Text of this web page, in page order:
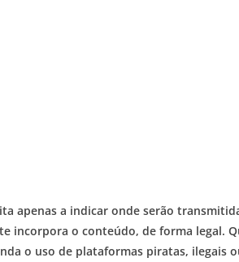
apenas a indicar onde serão
incorpora o conteúdo, de forma legal.
o uso de plataformas piratas, ilegais